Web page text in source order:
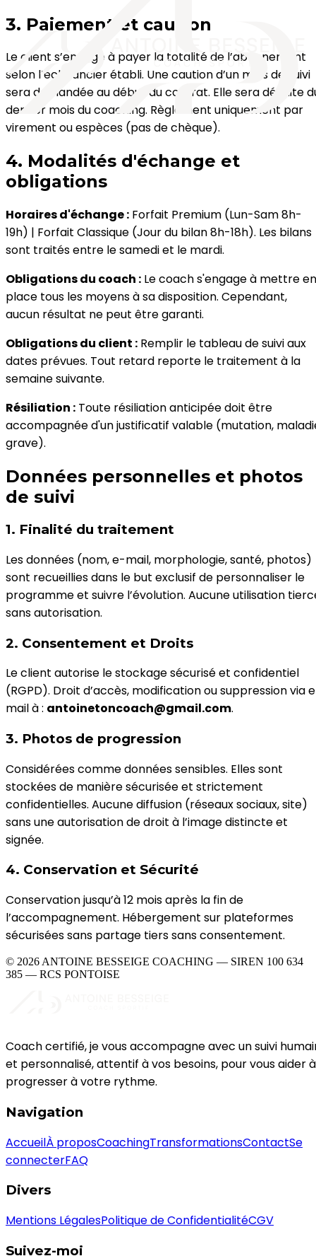
3. Paiement et caution
Le client s’engage à payer la totalité de l’abonnement
selon l’échéancier établi. Une caution d’un mois de suivi
sera demandée au début du contrat. Elle sera déduite
dernier mois du coaching. Règlement uniquement par
virement ou espèces (pas de chèque).
4. Modalités d'échange et
obligations
Horaires d'échange : Forfait Premium (Lun-Sam 8h-
19h) | Forfait Classique (Jour du bilan 8h-18h). Les bilans
sont traités entre le samedi et le mardi.
Obligations du coach : Le coach s'engage à mettre en
place tous les moyens à sa disposition. Cependant,
aucun résultat ne peut être garanti.
Obligations du client : Remplir le tableau de suivi aux
dates prévues. Tout retard reporte le traitement à la
semaine suivante.
Résiliation : Toute résiliation anticipée doit être
accompagnée d'un justificatif valable (mutation,
grave).
Données personnelles et photos
de suivi
1. Finalité du traitement
Les données (nom, e-mail, morphologie, santé, photos)
sont recueillies dans le but exclusif de personnaliser le
programme et suivre l’évolution. Aucune utilisation
sans autorisation.
2. Consentement et Droits
Le client autorise le stockage sécurisé et confidentiel
(RGPD). Droit d’accès, modification ou suppression via
mail à : antoinetoncoach@gmail.com.
3. Photos de progression
Considérées comme données sensibles. Elles sont
stockées de manière sécurisée et strictement
confidentielles. Aucune diffusion (réseaux sociaux, site)
sans une autorisation de droit à l’image distincte et
signée.
4. Conservation et Sécurité
Conservation jusqu’à 12 mois après la fin de
l’accompagnement. Hébergement sur plateformes
sécurisées sans partage tiers sans consentement.
© 2026 ANTOINE BESSEIGE COACHING — SIREN 100 634
385 — RCS PONTOISE
Coach certifié, je vous accompagne avec un suivi
et personnalisé, attentif à vos besoins, pour vous aider à
progresser à votre rythme.
Navigation
AccueilÀ proposCoachingTransformationsContactSe
connecterFAQ
Divers
Mentions LégalesPolitique de ConfidentialitéCGV
Suivez-moi